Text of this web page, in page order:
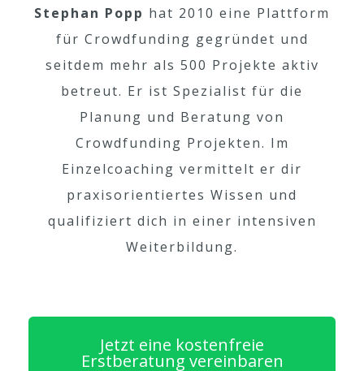
Stephan Popp hat 2010 eine Plattform
für Crowdfunding gegründet und
seitdem mehr als 500 Projekte aktiv
betreut. Er ist Spezialist für die
Planung und Beratung von
Crowdfunding Projekten. Im
Einzelcoaching vermittelt er dir
praxisorientiertes Wissen und
qualifiziert dich in einer intensiven
Weiterbildung.
Jetzt eine kostenfreie
Erstberatung vereinbaren